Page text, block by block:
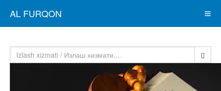
AL FURQON